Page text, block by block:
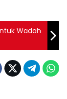
Wadah